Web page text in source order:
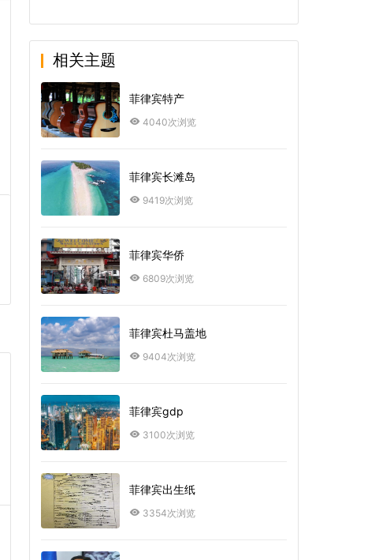
相关主题
菲律宾特产
4040次浏览
菲律宾长滩岛
9419次浏览
菲律宾华侨
6809次浏览
菲律宾杜马盖地
9404次浏览
菲律宾gdp
3100次浏览
菲律宾出生纸
3354次浏览